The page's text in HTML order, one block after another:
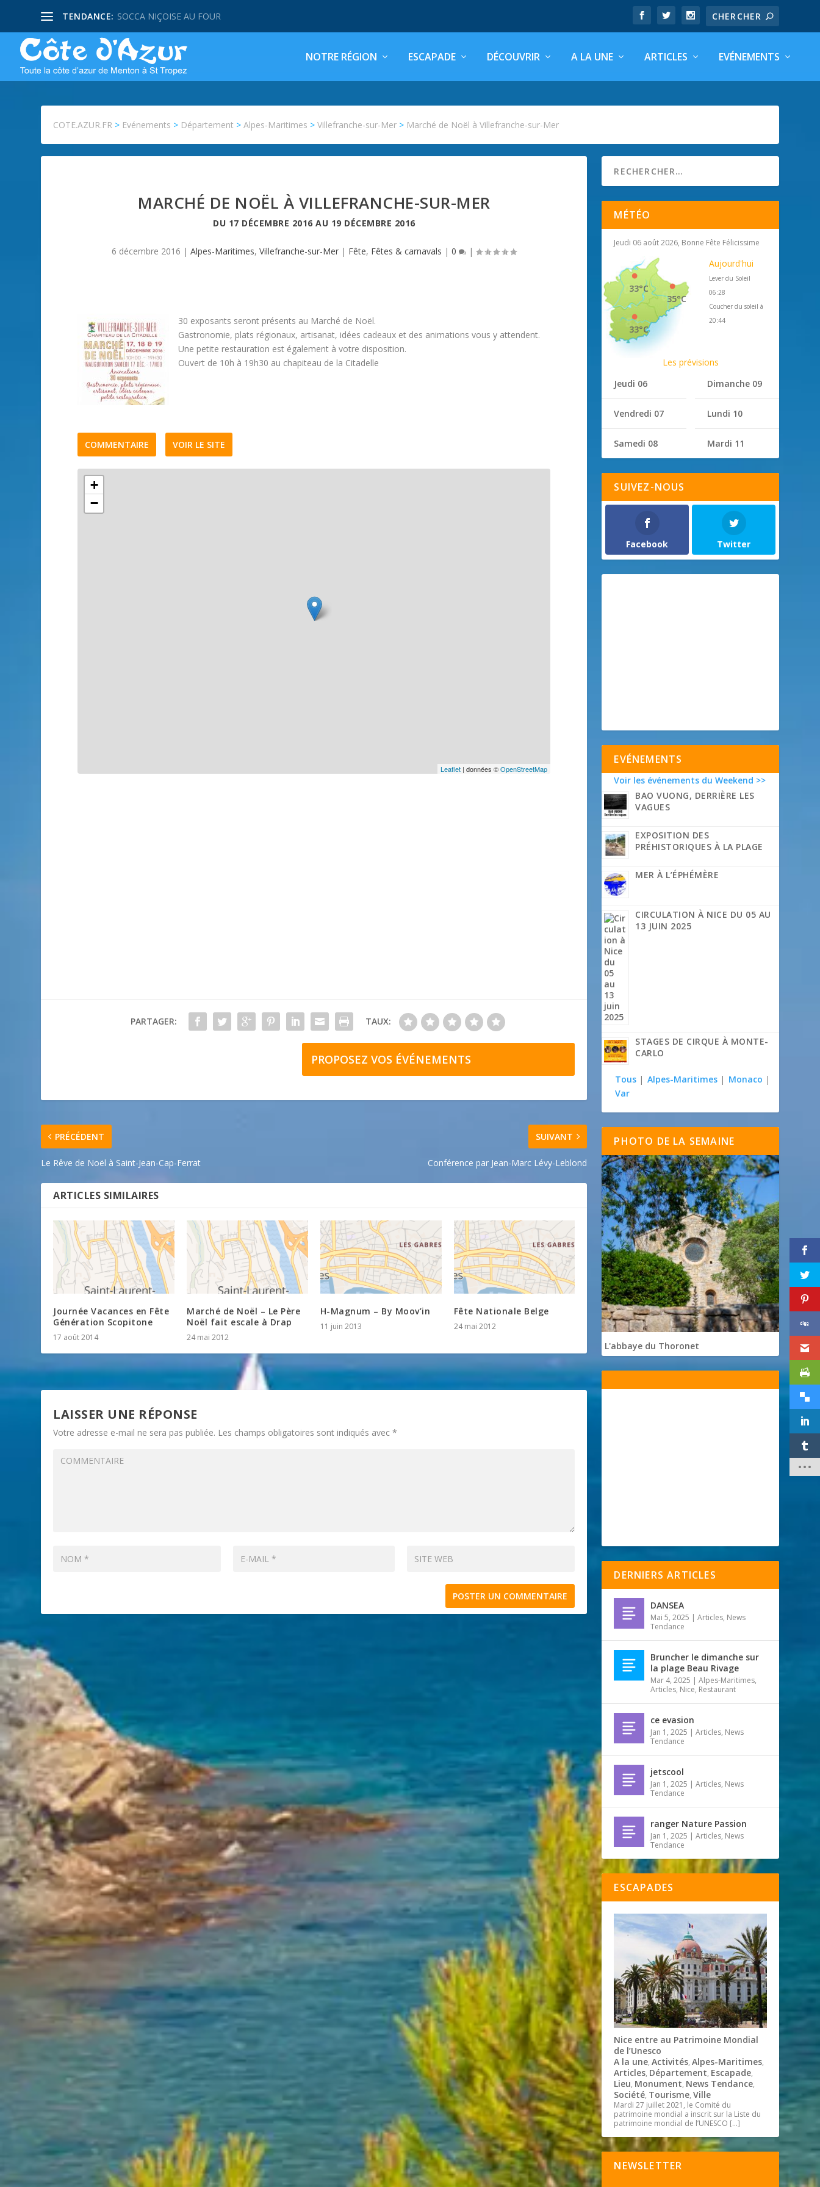
TENDANCE: SOCCA NIÇOISE AU FOUR
NOTRE RÉGION ESCAPADE DÉCOUVRIR A LA UNE ARTICLES EVÉNEMENTS
COTE.AZUR.FR > Evénements > Département >Alpes-Maritimes >Villefranche-sur-Mer > Marché de Noël à Villefranche-sur-Mer
MARCHÉ DE NOËL À VILLEFRANCHE-SUR-MER
DU 17 DÉCEMBRE 2016 AU 19 DÉCEMBRE 2016
6 décembre 2016 |Alpes-Maritimes,Villefranche-sur-Mer | Fête, Fêtes & carnavals |0 |
30 exposants seront présents au Marché de Noël.
Gastronomie, plats régionaux, artisanat, idées cadeaux et des animations vous y attendent.
Une petite restauration est également à votre disposition.
Ouvert de 10h à 19h30 au chapiteau de la Citadelle
COMMENTAIRE VOIR LE SITE
+
−
Leaflet | données ©OpenStreetMap
PARTAGER: TAUX:
PROPOSEZ VOS ÉVÉNEMENTS
PRÉCÉDENT
Le Rêve de Noël à Saint-Jean-Cap-Ferrat
SUIVANT
Conférence par Jean-Marc Lévy-Leblond
ARTICLES SIMILAIRES
Journée Vacances en Fête
Génération Scopitone
17 août 2014
Marché de Noël – Le Père
Noël fait escale à Drap
24 mai 2012
H-Magnum – By Moov’in
11 juin 2013
Fête Nationale Belge
24 mai 2012
LAISSER UNE RÉPONSE
Votre adresse e-mail ne sera pas publiée. Les champs obligatoires sont indiqués avec*
MÉTÉO
Jeudi 06 août 2026, Bonne Fête Félicissime
35°C
33°C
33°C
Aujourd'hui
Lever du Soleil
06:28
Coucher du soleil à
20:44
Les prévisions
Jeudi 06
Vendredi 07
Samedi 08
Dimanche 09
Lundi 10
Mardi 11
SUIVEZ-NOUS
Facebook Twitter
EVÉNEMENTS
Voir les événements du Weekend >>
BAO VUONG, DERRIÈRE LES
VAGUES
EXPOSITION DES
PRÉHISTORIQUES À LA PLAGE
MER À L’ÉPHÉMÈRE
CIRCULATION À NICE DU 05 AU
13 JUIN 2025
STAGES DE CIRQUE À MONTE-
CARLO
Tous | Alpes-Maritimes | Monaco |
Var
PHOTO DE LA SEMAINE
L'abbaye du Thoronet
DERNIERS ARTICLES
DANSEA
Mai 5, 2025 |Articles, News
Tendance
Bruncher le dimanche sur
la plage Beau Rivage
Mar 4, 2025 |Alpes-Maritimes,
Articles, Nice, Restaurant
ce evasion
Jan 1, 2025 |Articles, News
Tendance
jetscool
Jan 1, 2025 |Articles, News
Tendance
ranger Nature Passion
Jan 1, 2025 |Articles, News
Tendance
ESCAPADES
Nice entre au Patrimoine Mondial
de l’Unesco
A la une,Activités,Alpes-Maritimes,
Articles, Département, Escapade,
Lieu, Monument, News Tendance,
Société, Tourisme,Ville
Mardi 27 juillet 2021, le Comité du
patrimoine mondial a inscrit sur la Liste du
patrimoine mondial de l’UNESCO […]
NEWSLETTER